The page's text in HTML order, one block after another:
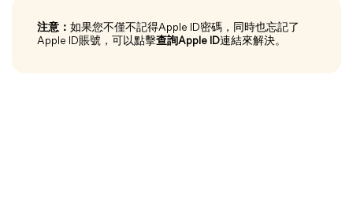
注意： 如果您不僅不記得Apple ID密碼，同時也忘記了
Apple ID賬號，可以點擊查詢Apple ID連結來解決。